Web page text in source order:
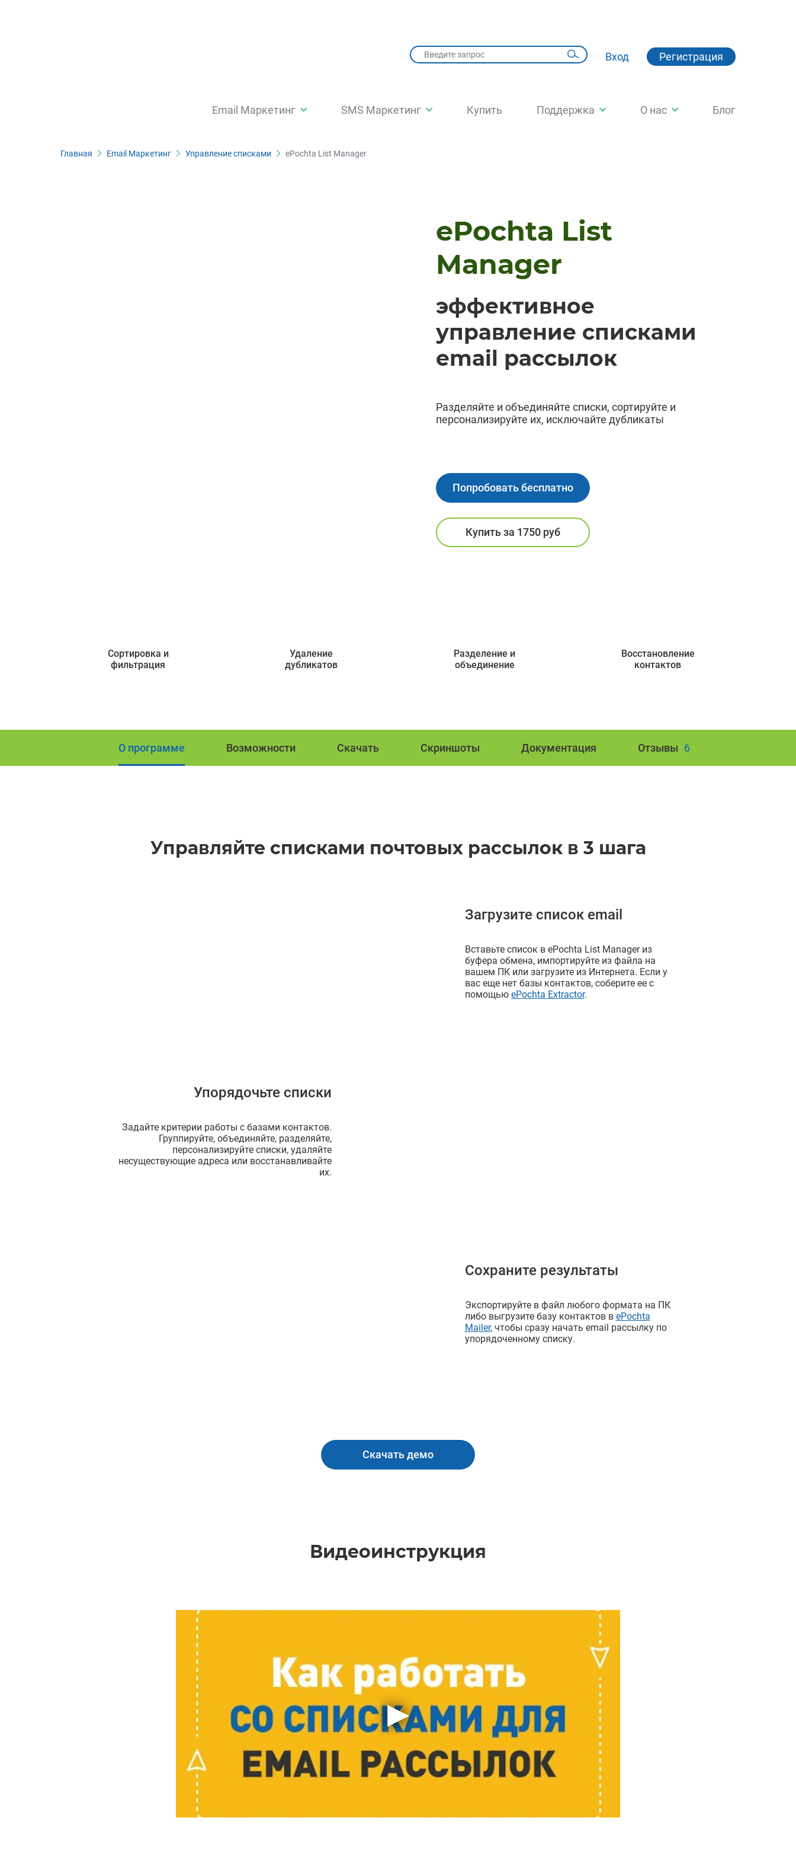
Вход Регистрация
Email Маркетинг SMS Маркетинг Купить Поддержка О нас Блог
Главная Email Маркетинг Управление списками ePochta List Manager
ePochta List
Manager
эффективное
управление списками
email рассылок
Разделяйте и объединяйте списки, сортируйте и
персонализируйте их, исключайте дубликаты
Попробовать бесплатно
Купить за 1750 руб
Сортировка и
фильтрация
Удаление
дубликатов
Разделение и
объединение
Восстановление
контактов
О программе Возможности Скачать Скриншоты Документация Отзывы 6
Управляйте списками почтовых рассылок в 3 шага
Загрузите список email
Вставьте список в ePochta List Manager из
буфера обмена, импортируйте из файла на
вашем ПК или загрузите из Интернета. Если у
вас еще нет базы контактов, соберите ее с
помощью ePochta Extractor.
Упорядочьте списки
Задайте критерии работы с базами контактов.
Группируйте, объединяйте, разделяйте,
персонализируйте списки, удаляйте
несуществующие адреса или восстанавливайте
их.
Сохраните результаты
Экспортируйте в файл любого формата на ПК
либо выгрузите базу контактов в ePochta
Mailer, чтобы сразу начать email рассылку по
упорядоченному списку.
Скачать демо
Видеоинструкция